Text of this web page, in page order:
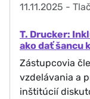
11.11.2025 -
T. Drucker:
ako dať šancu
Zástupcovia
vzdelávania a
inštitúcií